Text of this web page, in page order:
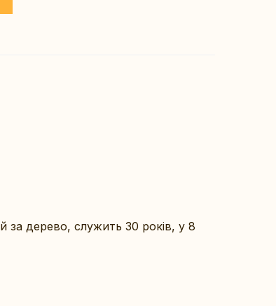
за дерево, служить 30 років, у 8